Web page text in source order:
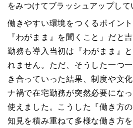
をみつけてブラッシュアップして
働きやすい環境をつくるポイン
『わがまま』を聞くこと」だと
勤務も導入当初は『わがまま』
れません。ただ、そうした一つ
き合っていった結果、制度や文
ナ禍で在宅勤務が突然必要にな
使えました。こうした『働き方
知見を積み重ねて多様な働き方